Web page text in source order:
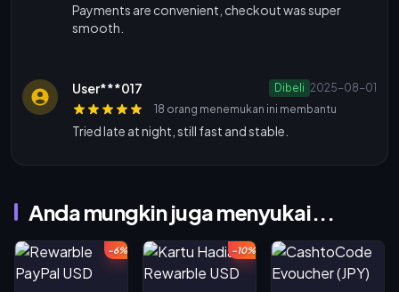
Payments are convenient, checkout was super
smooth.
User***017 Dibeli 2025-08-01
18 orang menemukan ini membantu
Tried late at night, still fast and stable.
Anda mungkin juga menyukai...
-6% -10%